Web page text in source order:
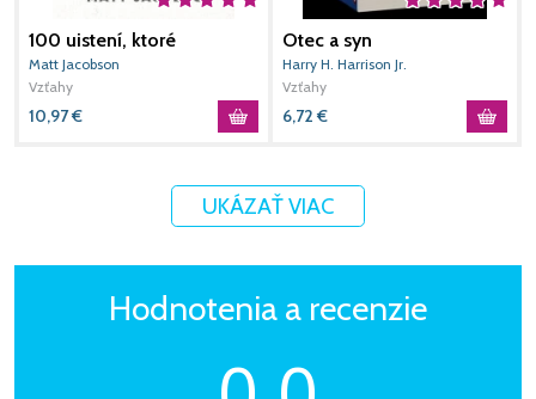
100 uistení, ktoré
potrebuje počuť tvoja
manželka
Matt Jacobson
Vzťahy
10,97€
Otec a syn
Harry H. Harrison Jr.
Vzťahy
6,72 €
UKÁZAŤ VIAC
Hodnotenia a recenzie